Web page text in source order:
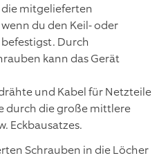
mitgelieferten
du den Keil- oder
Durch
kann das Gerät
und Kabel für Netzteile
durch die große mittlere
Eckbausatzes.
Schrauben in die Löcher